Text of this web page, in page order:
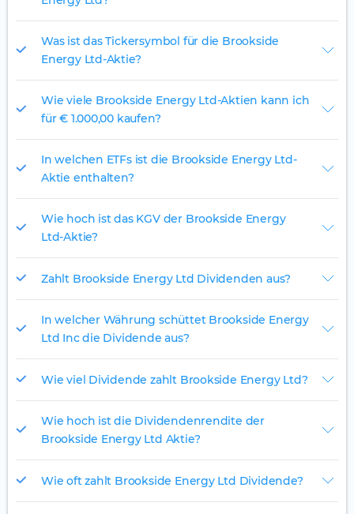
Was ist das Tickersymbol für die Brookside
Energy Ltd-Aktie?
Wie viele Brookside Energy Ltd-Aktien kann ich
für € 1.000,00 kaufen?
In welchen ETFs ist die Brookside Energy Ltd-
Aktie enthalten?
Wie hoch ist das KGV der Brookside Energy
Ltd-Aktie?
Zahlt Brookside Energy Ltd Dividenden aus?
In welcher Währung schüttet Brookside Energy
Ltd Inc die Dividende aus?
Wie viel Dividende zahlt Brookside Energy Ltd?
Wie hoch ist die Dividendenrendite der
Brookside Energy Ltd Aktie?
Wie oft zahlt Brookside Energy Ltd Dividende?